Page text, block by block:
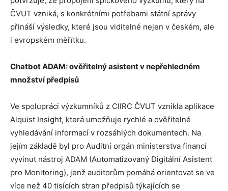
ČVUT vzniká, s konkrétními potřebami státní správy
přináší výsledky, které jsou viditelné nejen v českém, ale
i evropském měřítku.
Chatbot ADAM: ověřitelný asistent v nepřehledném
množství předpisů
Ve spolupráci výzkumníků z CIIRC ČVUT vznikla aplikace
Alquist Insight, která umožňuje rychlé a ověřitelné
vyhledávání informací v rozsáhlých dokumentech. Na
jejím základě byl pro Auditní orgán ministerstva financí
vyvinut nástroj ADAM (Automatizovaný Digitální Asistent
pro Monitoring), jenž auditorům pomáhá orientovat se ve
více než 40 tisících stran předpisů týkajících se